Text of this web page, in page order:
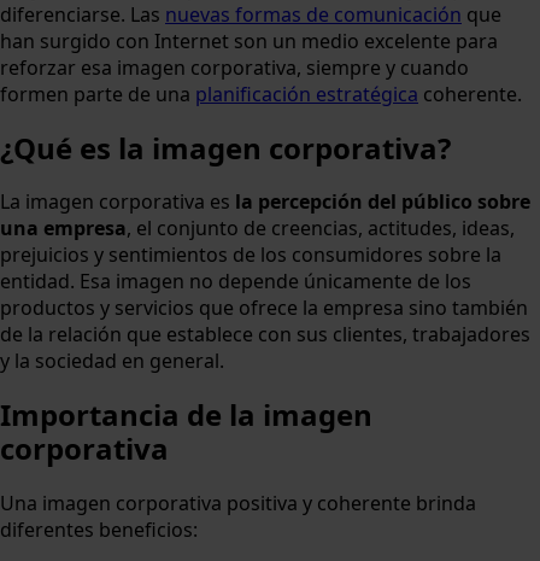
diferenciarse. Las nuevas formas de comunicación que
han surgido con Internet son un medio excelente para
reforzar esa imagen corporativa, siempre y cuando
formen parte de una planificación estratégica coherente.
¿Qué es la imagen corporativa?
La imagen corporativa es la percepción del público sobre
una empresa, el conjunto de creencias, actitudes, ideas,
prejuicios y sentimientos de los consumidores sobre la
entidad. Esa imagen no depende únicamente de los
productos y servicios que ofrece la empresa sino también
de la relación que establece con sus clientes, trabajadores
y la sociedad en general.
Importancia de la imagen
corporativa
Una imagen corporativa positiva y coherente brinda
diferentes beneficios: